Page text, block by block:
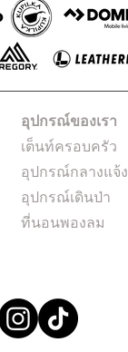
อุปกรณ์ของเรา
เต็นท์ครอบครัว
อุปกรณ์กลางแจ้ง
อุปกรณ์เดินป่า
ที่นอนพองลม